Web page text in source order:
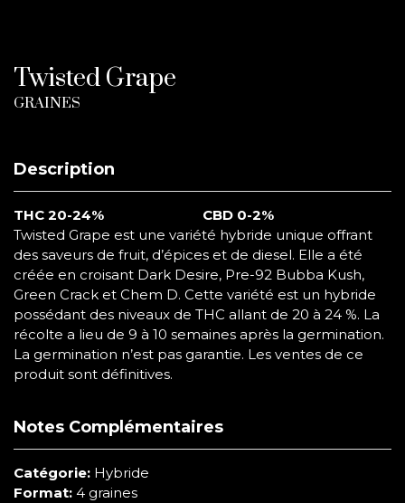
Twisted Grape
GRAINES
Description
THC 20-24%
CBD 0-2%
Twisted Grape est une variété hybride unique offrant
des saveurs de fruit, d’épices et de diesel. Elle a été
créée en croisant Dark Desire, Pre-92 Bubba Kush,
Green Crack et Chem D. Cette variété est un hybride
possédant des niveaux de THC allant de 20 à 24 %. La
récolte a lieu de 9 à 10 semaines après la germination.
La germination n’est pas garantie. Les ventes de ce
produit sont définitives.
Notes Complémentaires
Catégorie: Hybride
Format: 4 graines